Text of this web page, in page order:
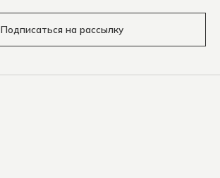
Подписаться на рассылку